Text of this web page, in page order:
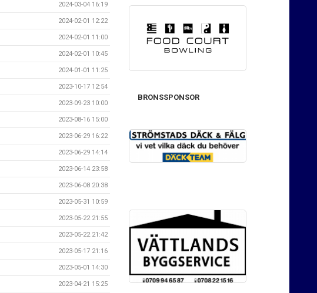
2024-03-04 16:19
2024-02-01 12:22
2024-02-01 11:00
2024-02-01 10:45
2024-01-01 11:25
2023-10-17 12:54
2023-09-23 10:00
2023-08-16 15:00
2023-06-29 16:22
2023-06-29 14:14
2023-06-14 23:58
2023-06-08 20:38
2023-05-31 10:59
2023-05-22 21:55
2023-05-22 21:42
2023-05-17 21:16
2023-05-01 14:30
2023-04-21 15:25
BRONSSPONSOR